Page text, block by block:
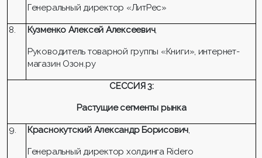
Генеральный директор «ЛитРес»
8. Кузменко Алексей Алексеевич,
Руководитель товарной группы «Книги», интернет-
магазин Озон.ру
СЕССИЯ 3:
Растущие сегменты рынка
9. Краснокутский Александр Борисович,
Генеральный директор холдинга Ridero